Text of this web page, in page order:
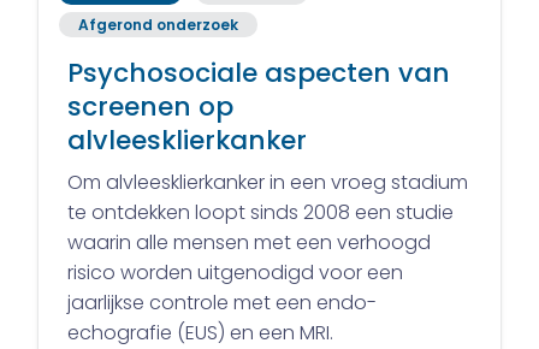
Afgerond onderzoek
Psychosociale aspecten van
screenen op
alvleesklierkanker
Om alvleesklierkanker in een vroeg stadium
te ontdekken loopt sinds 2008 een studie
waarin alle mensen met een verhoogd
risico worden uitgenodigd voor een
jaarlijkse controle met een endo-
echografie (EUS) en een MRI.